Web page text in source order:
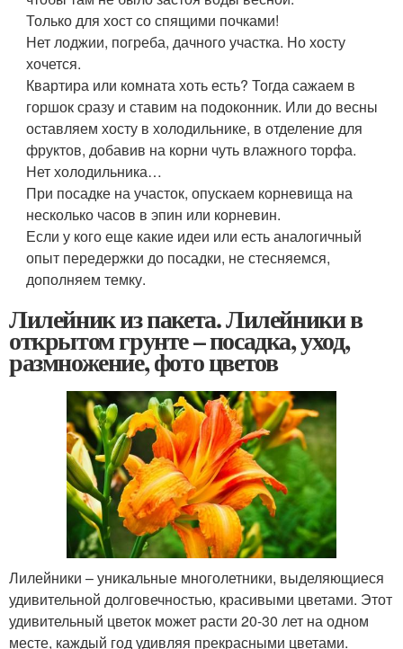
Только для хост со спящими почками!
Нет лоджии, погреба, дачного участка. Но хосту
хочется.
Квартира или комната хоть есть? Тогда сажаем в
горшок сразу и ставим на подоконник. Или до весны
оставляем хосту в холодильнике, в отделение для
фруктов, добавив на корни чуть влажного торфа.
Нет холодильника…
При посадке на участок, опускаем корневища на
несколько часов в эпин или корневин.
Если у кого еще какие идеи или есть аналогичный
опыт передержки до посадки, не стесняемся,
дополняем темку.
Лилейник из пакета. Лилейники в
открытом грунте – посадка, уход,
размножение, фото цветов
Лилейники – уникальные многолетники, выделяющиеся
удивительной долговечностью, красивыми цветами. Этот
удивительный цветок может расти 20-30 лет на одном
месте, каждый год удивляя прекрасными цветами.